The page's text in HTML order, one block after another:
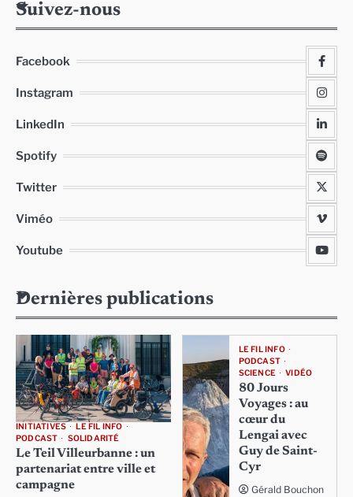
Suivez-nous
Facebook
Instagram
LinkedIn
Spotify
Twitter
Viméo
Youtube
Dernières publications
INITIATIVES
LE FIL INFO
PODCAST
SOLIDARITÉ
Le Teil Villeurbanne : un
partenariat entre ville et
campagne
LE FIL INFO
PODCAST
SCIENCE
VIDÉO
80 Jours
Voyages : au
cœur du
Lengai avec
Guy de Saint-
Cyr
Gérald Bouchon